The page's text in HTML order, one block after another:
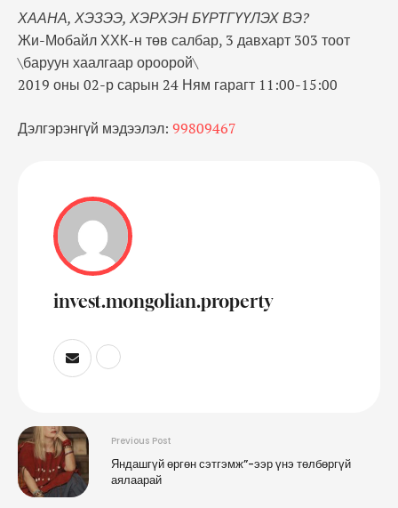
ХААНА, ХЭЗЭЭ, ХЭРХЭН БҮРТГҮҮЛЭХ ВЭ?
Жи-Мобайл ХХК-н төв салбар, 3 давхарт 303 тоот
\баруун хаалгаар ороорой\
2019 оны 02-р сарын 24 Ням гарагт 11:00-15:00
Дэлгэрэнгүй мэдээлэл: 99809467
invest.mongolian.property
Previous Post
Яндашгүй өргөн сэтгэмж”-ээр үнэ төлбөргүй
аялаарай